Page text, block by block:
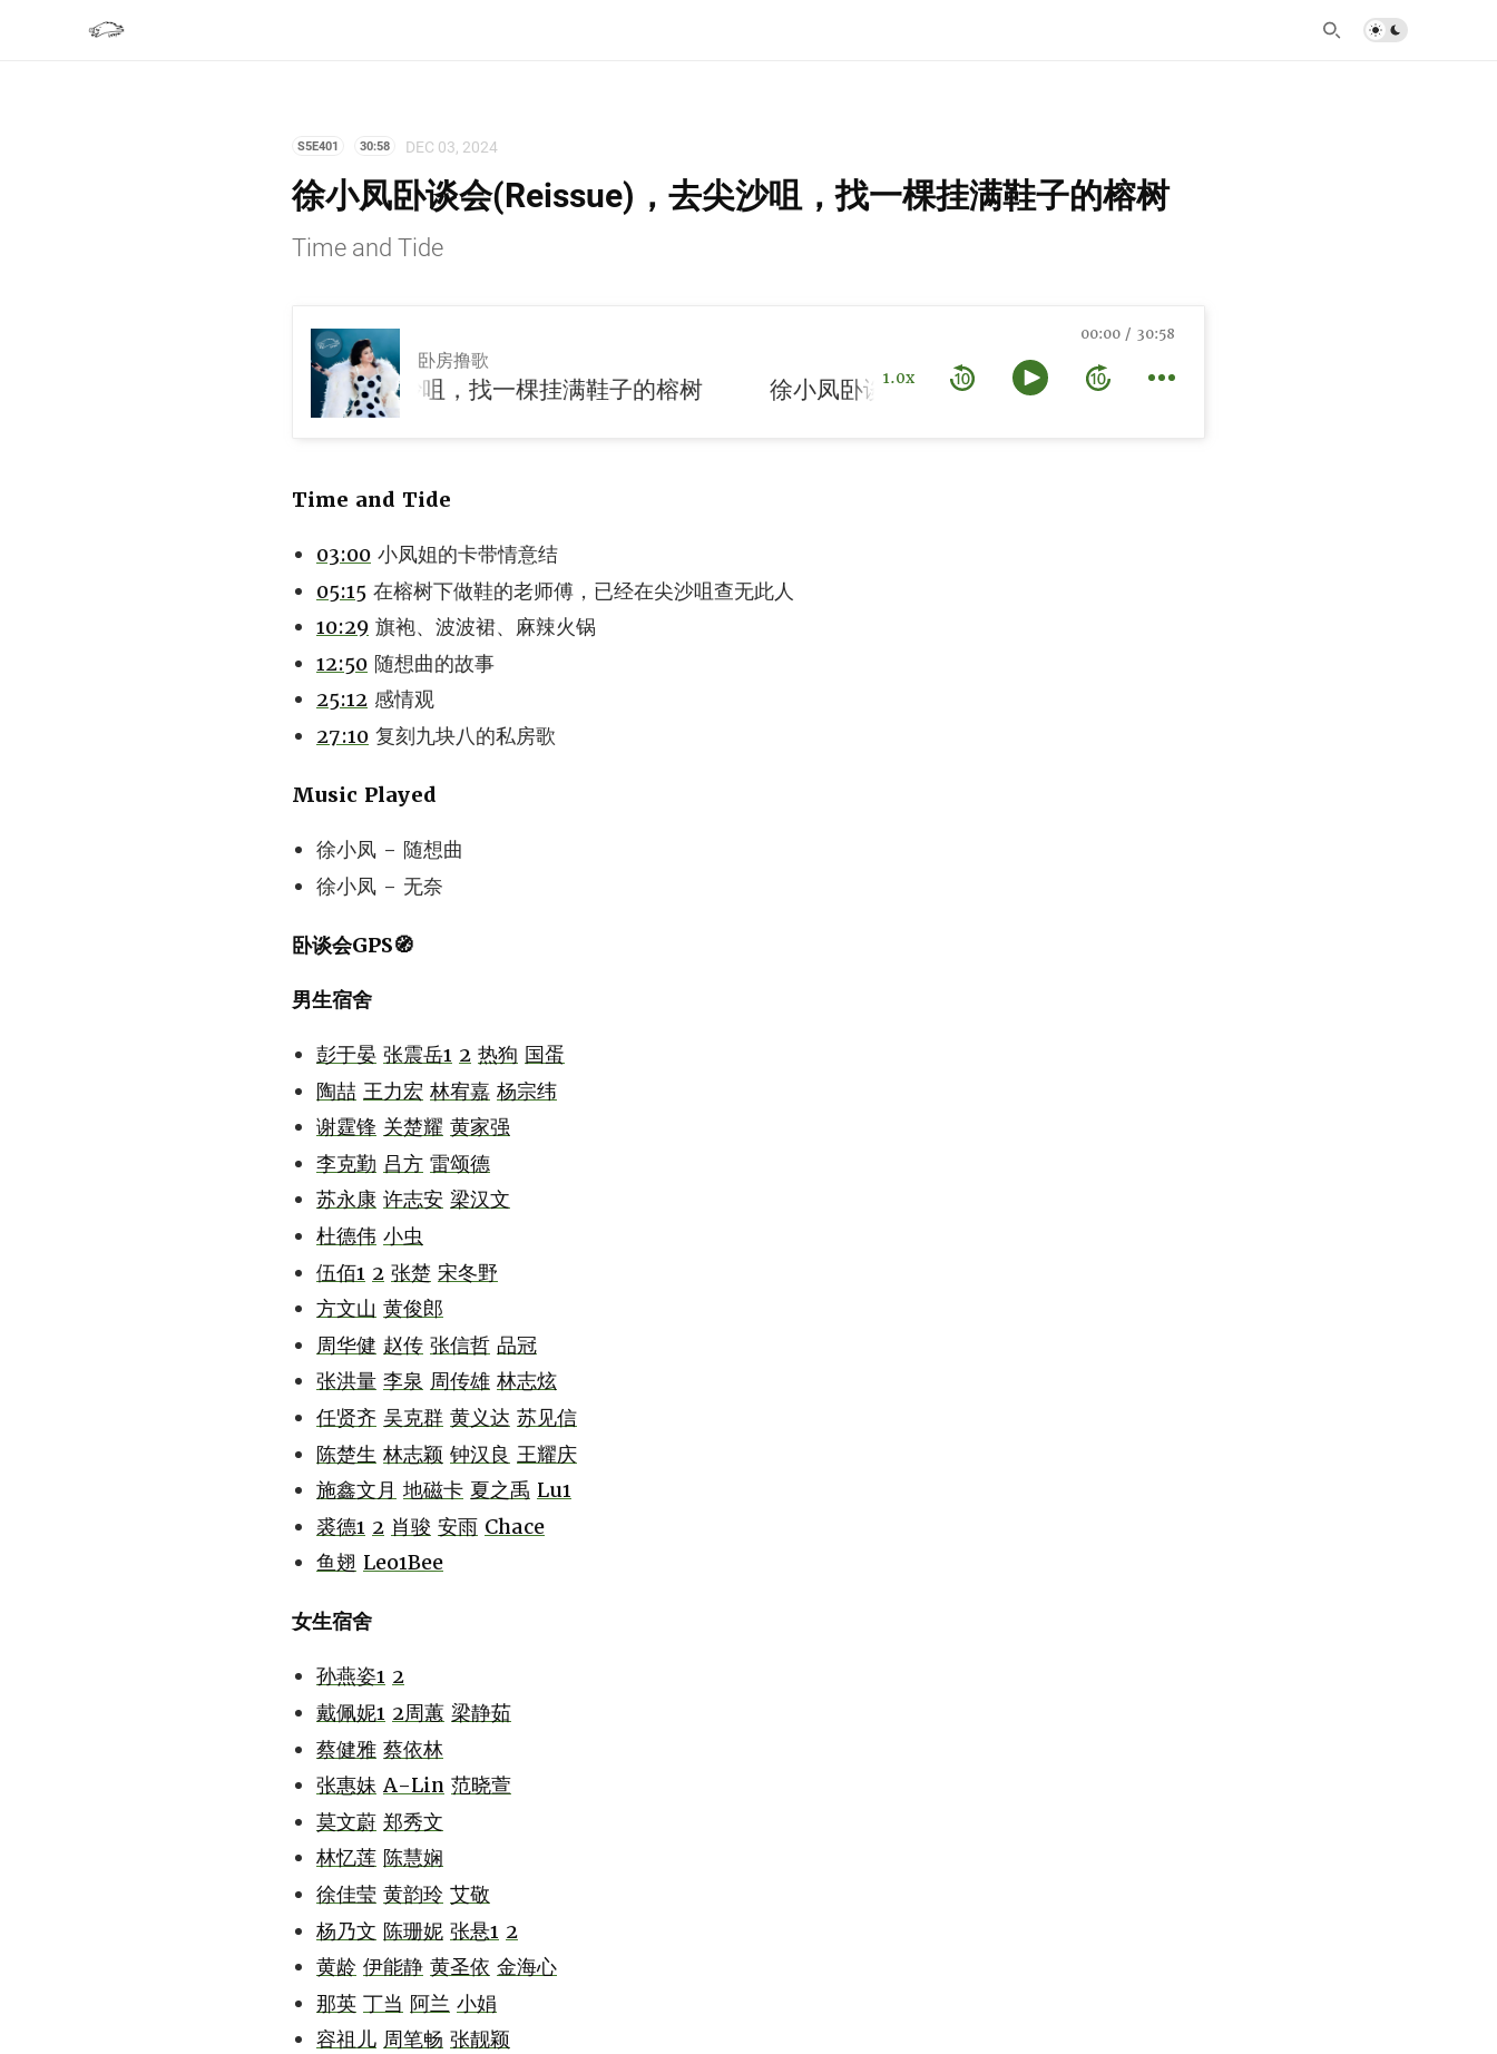
S5E401 30:58 DEC 03, 2024
徐小凤卧谈会(Reissue)，去尖沙咀，找一棵挂满鞋子的榕树
Time and Tide
卧房撸歌
徐小凤卧谈会(Reissue)，去尖沙咀，找一棵挂满鞋子的榕树 1.0x
00:00 30:58
Time and Tide
03:00 小凤姐的卡带情意结
05:15 在榕树下做鞋的老师傅，已经在尖沙咀查无此人
10:29 旗袍、波波裙、麻辣火锅
12:50 随想曲的故事
25:12 感情观
27:10 复刻九块八的私房歌
Music Played
徐小凤 - 随想曲
徐小凤 - 无奈
卧谈会GPS🧭
男生宿舍
彭于晏 张震岳1 2 热狗 国蛋
陶喆 王力宏 林宥嘉 杨宗纬
谢霆锋 关楚耀 黄家强
李克勤 吕方 雷颂德
苏永康 许志安 梁汉文
杜德伟 小虫
伍佰1 2 张楚 宋冬野
方文山 黄俊郎
周华健 赵传 张信哲 品冠
张洪量 李泉 周传雄 林志炫
任贤齐 吴克群 黄义达 苏见信
陈楚生 林志颖 钟汉良 王耀庆
施鑫文月 地磁卡 夏之禹 Lu1
裘德1 2 肖骏 安雨 Chace
鱼翅 Leo1Bee
女生宿舍
孙燕姿1 2
戴佩妮1 2周蕙 梁静茹
蔡健雅 蔡依林
张惠妹 A-Lin 范晓萱
莫文蔚 郑秀文
林忆莲 陈慧娴
徐佳莹 黄韵玲 艾敬
杨乃文 陈珊妮 张悬1 2
黄龄 伊能静 黄圣依 金海心
那英 丁当 阿兰 小娟
容祖儿 周笔畅 张靓颖